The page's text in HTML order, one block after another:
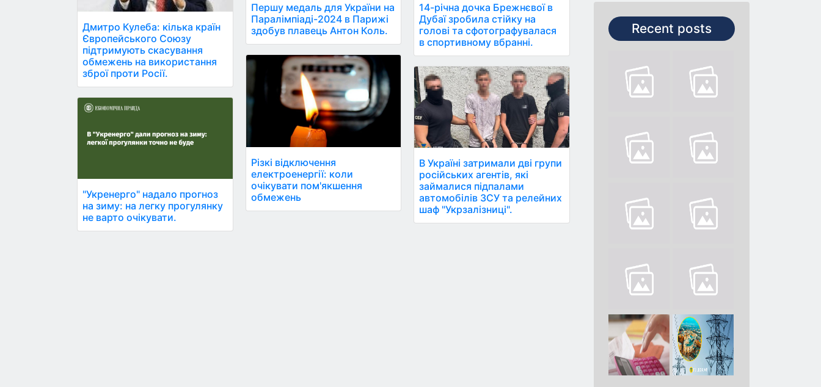
Recent posts
Дмитро Кулеба: кілька країн
Європейського Союзу
підтримують скасування
обмежень на використання
зброї проти Росії.
"Укренерго" надало прогноз
на зиму: на легку прогулянку
не варто очікувати.
Першу медаль для України на
Паралімпіаді-2024 в Парижі
здобув плавець Антон Коль.
Різкі відключення
електроенергії: коли
очікувати пом'якшення
обмежень
14-річна дочка Брежнєвої в
Дубаї зробила стійку на
голові та сфотографувалася
в спортивному вбранні.
В Україні затримали дві групи
російських агентів, які
займалися підпалами
автомобілів ЗСУ та релейних
шаф "Укрзалізниці".